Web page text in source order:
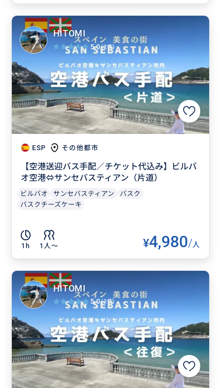
ESP その他都市
【空港送迎バス手配／チケット代込み】ビルバ
オ空港⇔サンセバスティアン（片道）
ビルバオ サンセバスティアン
バスク
バスクチーズケーキ
1h 1人〜 ¥4,980/人
HITOMI
5.0(2件)
HITOMI
5.0(2件)